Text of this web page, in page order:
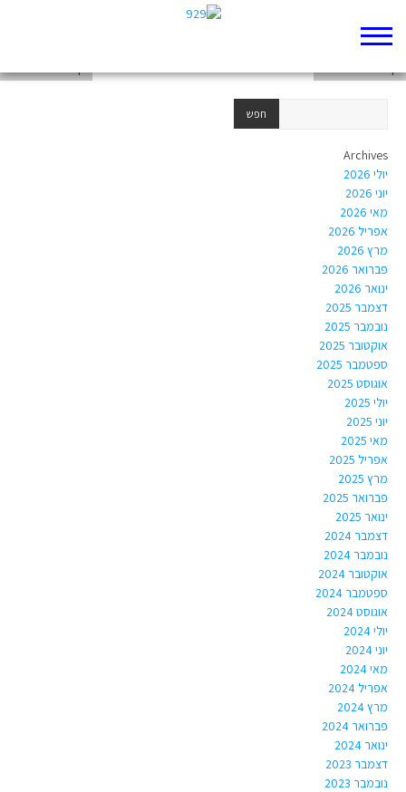
Archives
יולי 2026
יוני 2026
מאי 2026
אפריל 2026
מרץ 2026
פברואר 2026
ינואר 2026
דצמבר 2025
נובמבר 2025
אוקטובר 2025
ספטמבר 2025
אוגוסט 2025
יולי 2025
יוני 2025
מאי 2025
אפריל 2025
מרץ 2025
פברואר 2025
ינואר 2025
דצמבר 2024
נובמבר 2024
אוקטובר 2024
ספטמבר 2024
אוגוסט 2024
יולי 2024
יוני 2024
מאי 2024
אפריל 2024
מרץ 2024
פברואר 2024
ינואר 2024
דצמבר 2023
נובמבר 2023